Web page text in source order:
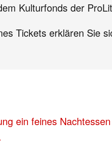
Kulturfonds der
Tickets erklären Sie
ein feines